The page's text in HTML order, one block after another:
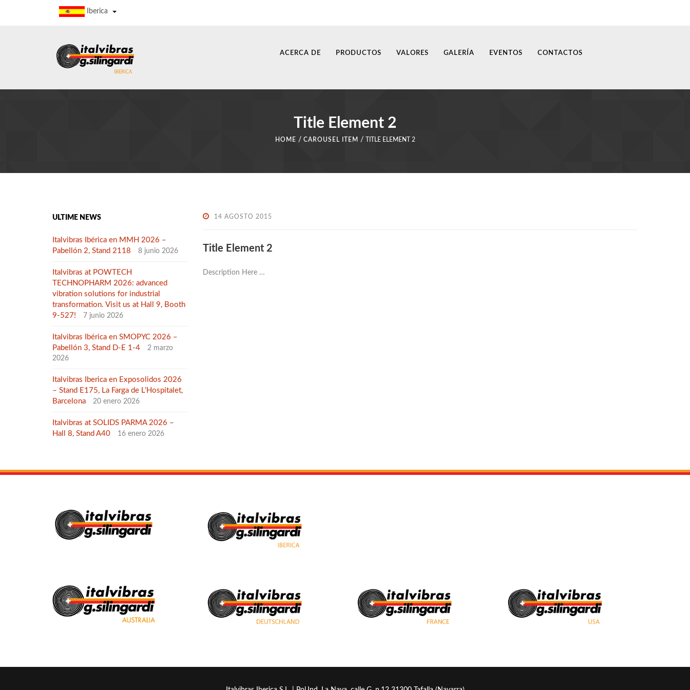
Iberica
ACERCA DE PRODUCTOS VALORES GALERÍA EVENTOS CONTACTOS
Title Element 2
HOME / CAROUSEL ITEM / TITLE ELEMENT 2
ULTIME NEWS
Italvibras Ibérica en MMH 2026 –
Pabellón 2, Stand 2118
8 junio 2026
Italvibras at POWTECH
TECHNOPHARM 2026: advanced
vibration solutions for industrial
transformation. Visit us at Hall 9, Booth
9-527!
7 junio 2026
Italvibras Ibérica en SMOPYC 2026 –
Pabellón 3, Stand D-E 1-4
2 marzo
2026
Italvibras Iberica en Exposolidos 2026
– Stand E175, La Farga de L’Hospitalet,
Barcelona
20 enero 2026
Italvibras at SOLIDS PARMA 2026 –
Hall 8, Stand A40
16 enero 2026
14 AGOSTO 2015
Title Element 2
Description Here …